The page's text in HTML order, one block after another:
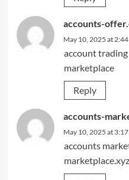
accounts-
May 10, 2025 at 2:44
account
marketplace
Reply
accounts-
May 10, 2025 at 3:17
accounts
marketplace.xyz